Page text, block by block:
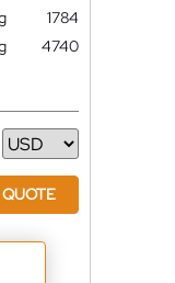
1784
4740